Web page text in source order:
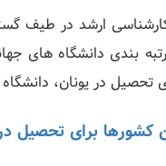
ارشد در طیف
کشورها برای تحصیل